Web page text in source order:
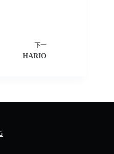
下一
HARIO